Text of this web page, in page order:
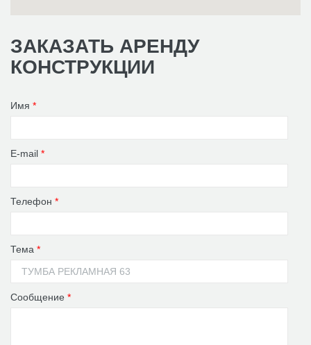
ЗАКАЗАТЬ АРЕНДУ
КОНСТРУКЦИИ
Имя *
E-mail *
Телефон *
Тема *
Сообщение *